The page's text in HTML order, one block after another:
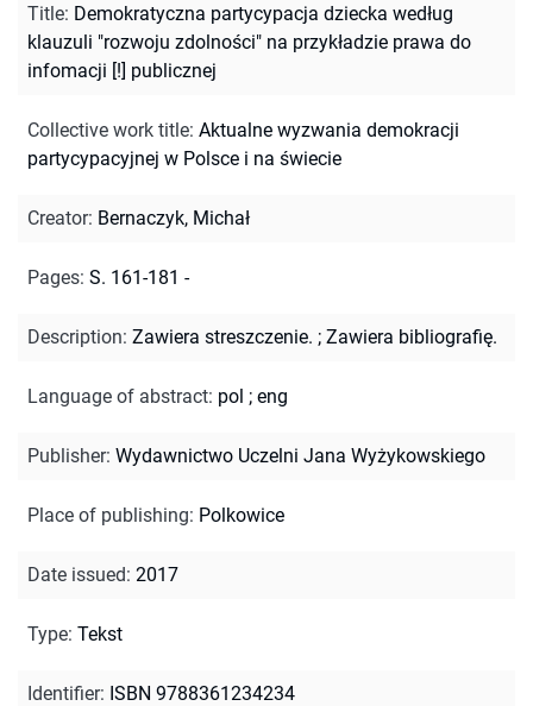
Title: Demokratyczna partycypacja dziecka według
klauzuli "rozwoju zdolności" na przykładzie prawa do
infomacji [!] publicznej
Collective work title: Aktualne wyzwania demokracji
partycypacyjnej w Polsce i na świecie
Creator: Bernaczyk, Michał
Pages: S. 161-181 -
Description: Zawiera streszczenie. ; Zawiera bibliografię.
Language of abstract: pol ; eng
Publisher: Wydawnictwo Uczelni Jana Wyżykowskiego
Place of publishing: Polkowice
Date issued: 2017
Type: Tekst
Identifier: ISBN 9788361234234